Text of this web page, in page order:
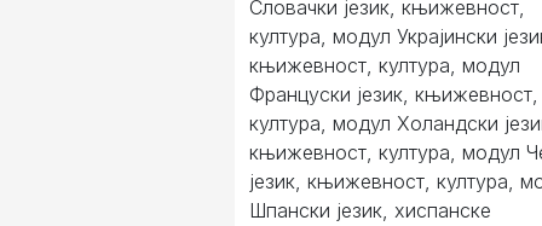
Словачки језик, књижевност,
култура, модул Украјински
књижевност, култура, модул
Француски језик, књижевност,
култура, модул Холандски
књижевност, култура, модул
језик, књижевност, култура,
Шпански језик, хиспанске